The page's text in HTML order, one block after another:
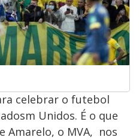
celebrar o futebol
Unidos. É o que
Amarelo, o MVA, nos